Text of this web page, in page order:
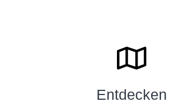
Entdecken